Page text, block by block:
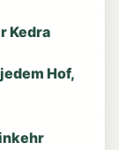
Kedra
Hof,